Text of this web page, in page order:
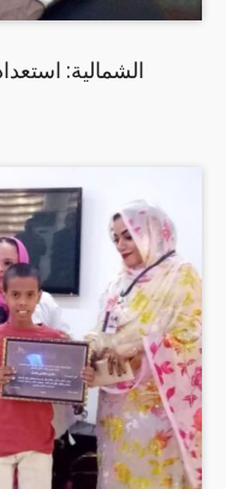
الشمالية: